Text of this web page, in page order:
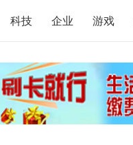
科技 企业 游戏